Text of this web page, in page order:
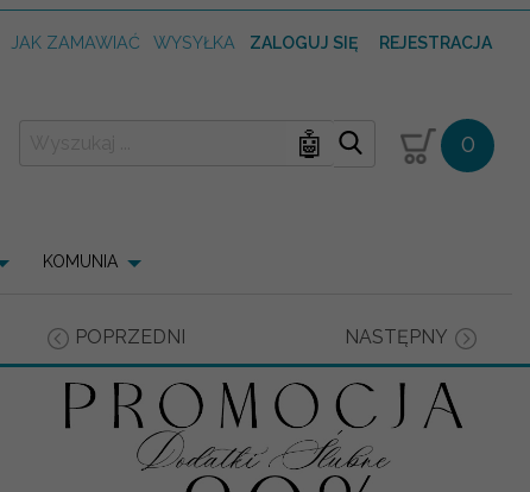
JAK ZAMAWIAĆ WYSYŁKA ZALOGUJ SIĘ REJESTRACJA
🤖 0
KOMUNIA
POPRZEDNI NASTĘPNY